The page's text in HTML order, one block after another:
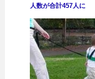
人数が合計457人に